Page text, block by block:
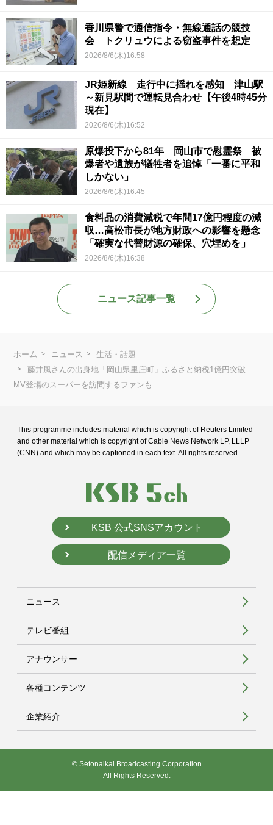
香川県警で通信指令・無線通話の競技
会 トクリュウによる窃盗事件を想定
2026/8/6(木)16:58
JR姫新線 走行中に揺れを感知 津山駅
～新見駅間で運転見合わせ【午後4時45分
現在】
2026/8/6(木)16:52
原爆投下から81年 岡山市で慰霊祭 被
爆者や遺族が犠牲者を追悼「一番に平和
しかない」
2026/8/6(木)16:45
食料品の消費減税で年間17億円程度の減
収…高松市長が地方財政への影響を懸念
「確実な代替財源の確保、穴埋めを」
2026/8/6(木)16:38
ニュース記事一覧
ホーム ニュース
生活・話題
藤井風さんの出身地「岡山県里庄町」ふるさと納税1億円突破
MV登場のスーパーを訪問するファンも
This programme includes material which is copyright of Reuters Limited
and other material which is copyright of Cable News Network LP, LLLP
(CNN) and which may be captioned in each text. All rights reserved.
KSB 公式SNSアカウント
配信メディア一覧
ニュース
テレビ番組
アナウンサー
各種コンテンツ
企業紹介
© Setonaikai Broadcasting Corporation
All Rights Reserved.